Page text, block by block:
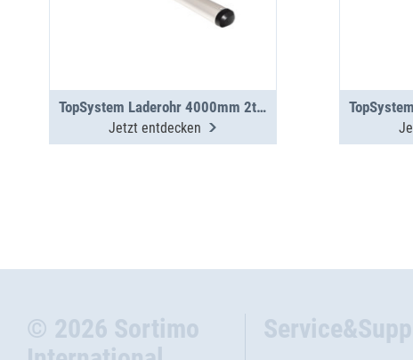
TopSystem Laderohr 4000mm 2teilig
Jetzt entdecken
© 2026 Sortimo